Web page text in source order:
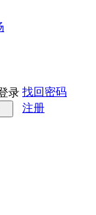
录 找回密码
注册